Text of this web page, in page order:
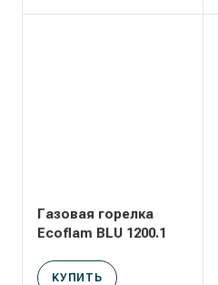
Газовая горелка
Ecoflam BLU 1200.1
КУПИТЬ